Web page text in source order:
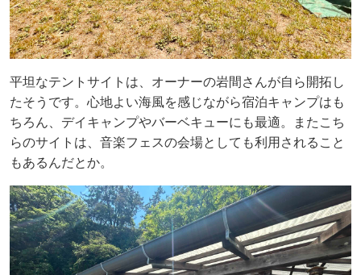
平坦なテントサイトは、オーナーの岩間さんが自ら開拓し
たそうです。心地よい海風を感じながら宿泊キャンプはも
ちろん、デイキャンプやバーベキューにも最適。またこち
らのサイトは、音楽フェスの会場としても利用されること
もあるんだとか。